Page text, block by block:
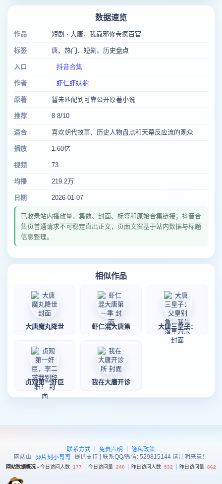
数据速览
作品 短剧 · 大唐，我靠邪修卷疯百官
标签 唐、热门、短剧、历史盘点
入口 抖音合集
作者 虾仁虾妹驼
原著 暂未匹配到可靠公开原著小说
推荐 8.8/10
适合 喜欢朝代故事、历史人物盘点和天幕反应流的观众
播放 1.60亿
视频 73
均播 219.2万
日期 2026-01-07
已收录站内播放量、集数、封面、标签和原始合集链接；抖音合
集页普通请求不可稳定直出正文，页面文案基于站内数据与标题
信息整理。
相似作品
大唐魔丸降世 虾仁混大唐第 大唐三皇子：
贞观第一奸臣 我在大唐开诊
联系方式 | 免责声明 |
隐私政策
网站由
@片刻小哥哥 提供支持 | 联系QQ/微信: 529815144 请注明来意！
网站数据概况 - 今日访问人数 177 今日访问量 240 昨日访问人数 532 昨日访问量 662